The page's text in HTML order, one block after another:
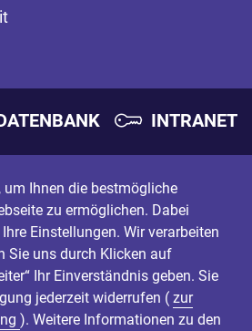
INTRANET
um Ihnen die bestmögliche
zu ermöglichen. Dabei
Einstellungen. Wir verarbeiten
Sie uns durch Klicken auf
Ihr Einverständnis geben. Sie
jederzeit widerrufen ( zur
). Weitere Informationen zu den